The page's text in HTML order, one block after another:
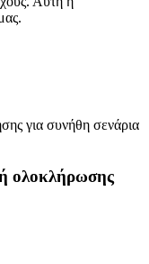
για συνήθη σενάρια
ολοκλήρωσης